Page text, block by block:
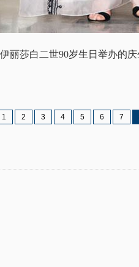
丽莎白二世90岁生日举办的
1 2 3 4 5 6 7